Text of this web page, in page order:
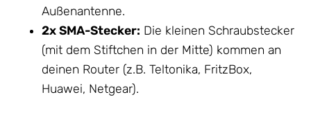
Außenantenne.
2x SMA-Stecker: Die kleinen Schraubstecker
(mit dem Stiftchen in der Mitte) kommen an
deinen Router (z.B. Teltonika, FritzBox,
Huawei, Netgear).